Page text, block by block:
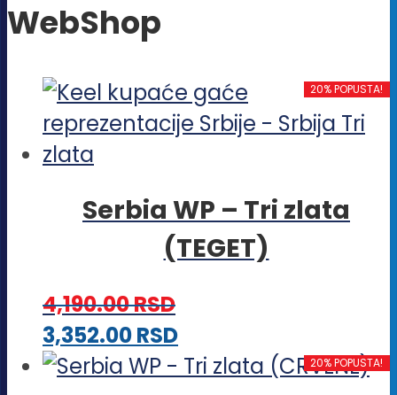
WebShop
20% POPUSTA!
Serbia WP – Tri zlata
(TEGET)
4,190.00RSD
3,352.00RSDOvaj
proizvod
20% POPUSTA!